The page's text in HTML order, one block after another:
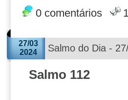
0 comentários
27/03
2024
Salmo do Dia -
Salmo 112